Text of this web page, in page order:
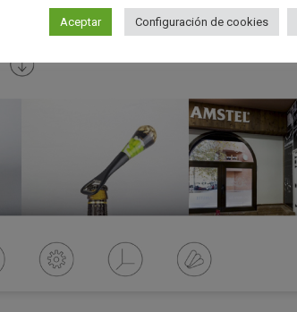
Aceptar Configuración de cookies